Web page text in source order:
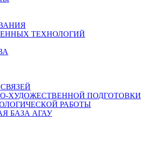
ТЕХНОЛОГИЙ
ХУДОЖЕСТВЕННОЙ ПОДГОТОВКИ
РАБОТЫ
БАЗА АГАУ